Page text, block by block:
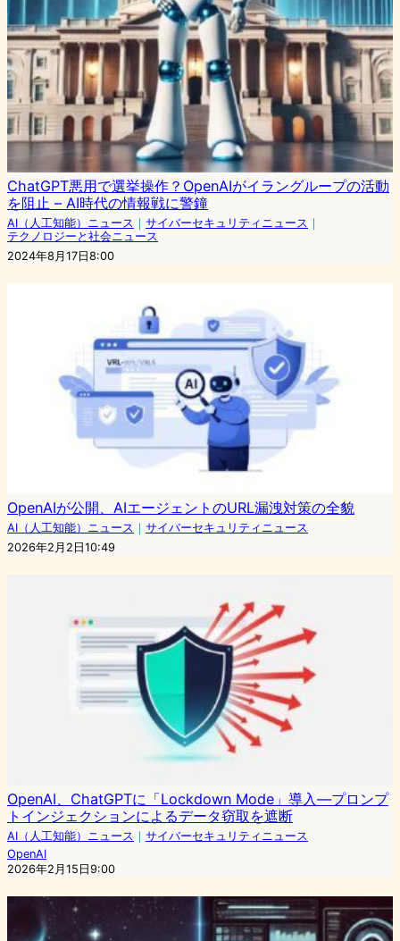
ChatGPT悪用で選挙操作？OpenAIがイラングループの活動
を阻止 – AI時代の情報戦に警鐘
AI（人工知能）ニュース ｜ サイバーセキュリティニュース ｜
テクノロジーと社会ニュース
2024年8月17日8:00
OpenAIが公開、AIエージェントのURL漏洩対策の全貌
AI（人工知能）ニュース ｜ サイバーセキュリティニュース
2026年2月2日10:49
OpenAI、ChatGPTに「Lockdown Mode」導入—プロンプ
トインジェクションによるデータ窃取を遮断
AI（人工知能）ニュース ｜ サイバーセキュリティニュース
OpenAI
2026年2月15日9:00